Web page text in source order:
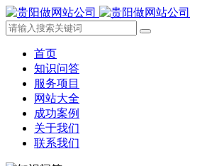
首页
知识问答
服务项目
网站大全
成功案例
关于我们
联系我们